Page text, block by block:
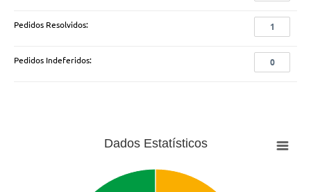
Pedidos Resolvidos: 1
Pedidos Indeferidos: 0
Dados Estatísticos